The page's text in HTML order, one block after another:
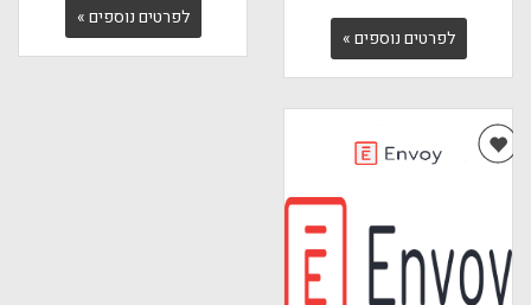
לפרטים נוספים »
לפרטים נוספים »